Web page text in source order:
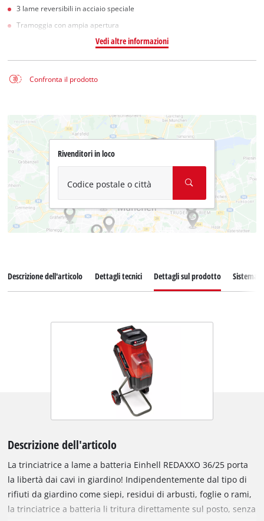
3 lame reversibili in acciaio speciale
Tramoggia con ampia apertura
Vedi altre informazioni
Confronta il prodotto
Rivenditori in loco
Codice postale o città
Descrizione dell'articolo Dettagli tecnici Dettagli sul prodotto Sistema
Descrizione dell'articolo
La trinciatrice a lame a batteria Einhell REDAXXO 36/25 porta
la libertà dai cavi in giardino! Indipendentemente dal tipo di
rifiuti da giardino come siepi, residui di arbusti, foglie o rami,
la trinciatrice a batteria li tritura direttamente sul posto, senza